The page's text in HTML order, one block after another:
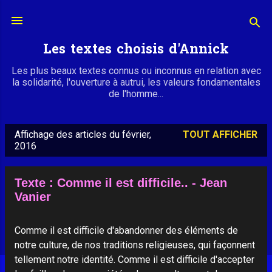
Les textes choisis d'Annick
Les plus beaux textes connus ou inconnus en relation avec
la solidarité, l'ouverture à autrui, les valeurs fondamentales
de l'homme...
r
Affichage des articles du février,
2016
TOUT AFFICHER
Texte : Comme il est difficile.. - Jean
Vanier
Comme il est difficile d'abandonner des éléments de
notre culture, de nos traditions religieuses, qui façonnent
tellement notre identité. Comme il est difficile d'accepter